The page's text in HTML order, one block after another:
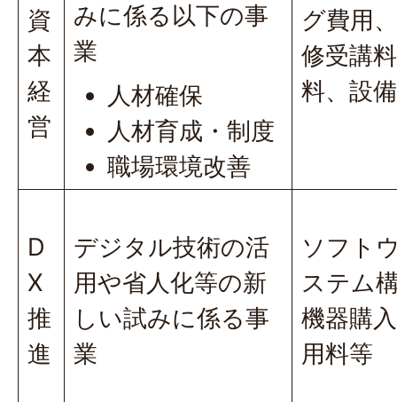
資
本
経
営
みに係る以下の事
業
人材確保
人材育成・制度
職場環境改善
グ費用
修受講
料、設
D
X
推
進
デジタル技術の活
用や省人化等の新
しい試みに係る事
業
ソフト
ステム
機器購
用料等